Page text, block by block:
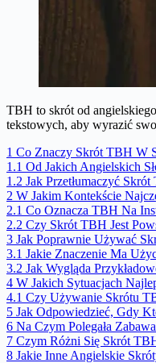
TBH to skrót od
tekstowych, aby wyrazić
1 Co Znaczy Skrót TBH W
1.1 Od Jakich Angielskich
1.2 Jak Przetłumaczyć
2 W Jakim Kontekście
2.1 Co Oznacza TBH Na
2.2 Czy Skrót TBH Jest
3 Jak Poprawnie Używać
3.1 Jakie Znaczenie Ma
3.2 Jak Wygląda
4 W Jakich Sytuacjach
4.1 Czy Używanie Skrótu
5 Jak Odpowiedzieć, Gdy
6 Na Czym Polegała
7 Czym Różni Się Skrót
8 Jakie Inne Angielskie